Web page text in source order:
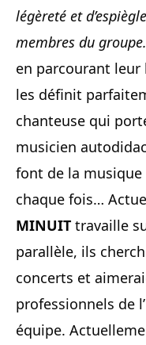
légèreté et
membres du
en parcourant
les définit
chanteuse qui
musicien
font de la musique
chaque fois…
MINUIT travaille
parallèle, ils
concerts et
professionnels de
équipe.